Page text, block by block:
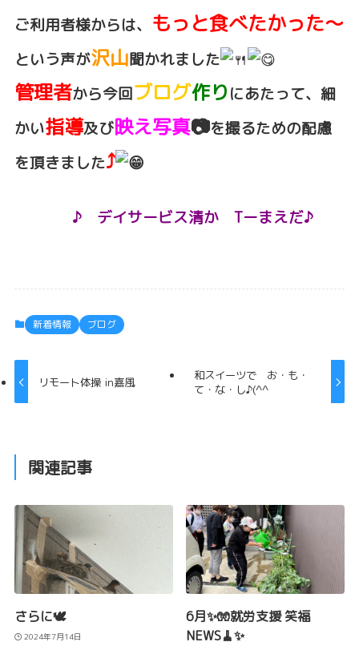
ご利用者様からは、 もっと食べたかった～
という声が沢山聞かれました
管理者から今回ブログ作りにあたって、 細
かい指導及び映え写真📷を撮るための配慮
を頂きました⤴️
♪ デイサービス清か Tーまえだ♪
新着情報 ブログ
リモート体操 in嘉風
和スイーツで お・も・
て・な・し♪(^^
関連記事
さらに🕊️
2024年7月14日
6月✨🧤就労支援 笑福
NEWS🧹✨